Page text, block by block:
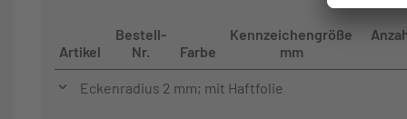
Artikel
Bestell-
Nr.
Farbe
Kennzeichengröße
mm
Eckenradius 2 mm; mit Haftfolie